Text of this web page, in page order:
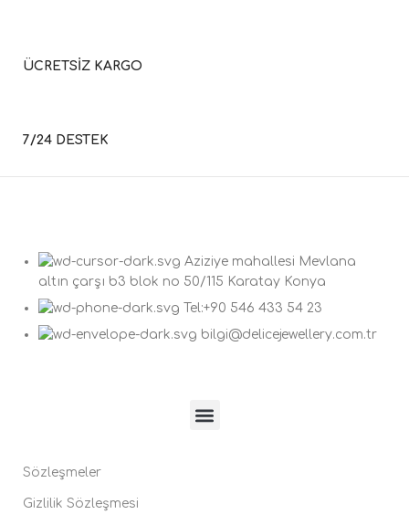
ÜCRETSİZ KARGO
7/24 DESTEK
Aziziye mahallesi Mevlana
altın çarşı b3 blok no 50/115 Karatay Konya
Tel:+90 546 433 54 23
bilgi@delicejewellery.com.tr
Sözleşmeler
Gizlilik Sözleşmesi